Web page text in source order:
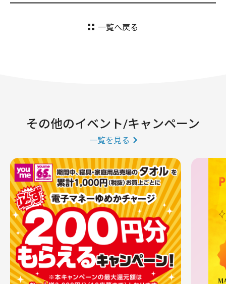
一覧へ戻る
その他のイベント/キャンペーン
一覧を見る